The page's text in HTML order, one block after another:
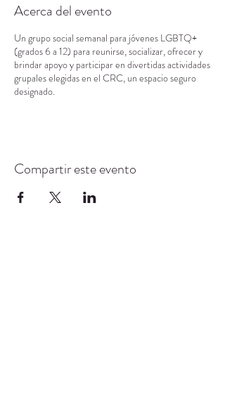
Acerca del evento
Un grupo social semanal para jóvenes LGBTQ+
(grados 6 a 12) para reunirse, socializar, ofrecer y
brindar apoyo y participar en divertidas actividades
grupales elegidas en el CRC, un espacio seguro
designado.
Compartir este evento